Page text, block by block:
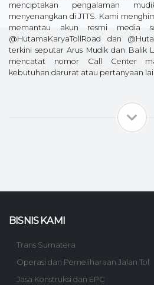
menciptakan pengalaman
menyenangkan di JTTS. Kami
memantau akun resmi media
@HutamaKaryaTollRoad dan
terkini seputar Arus Mudik dan Balik
mencatat nomor Call Center
kebutuhan darurat atau pertanyaan
BISNIS KAMI
Trans Sumatera
Operasi dan Pemeliharaan Jalan Tol
Jasa Konstruksi dan EPC